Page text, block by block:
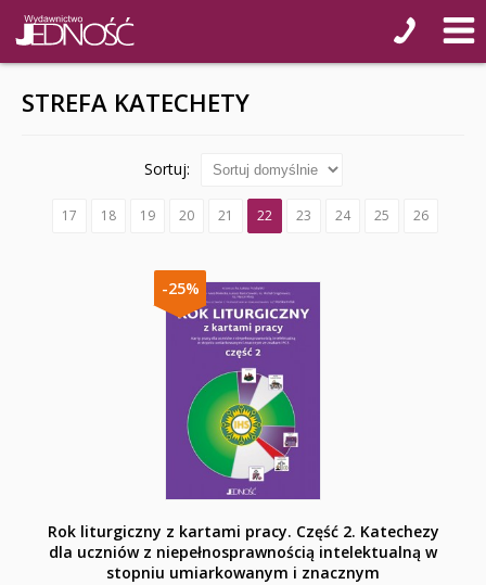
STREFA KATECHETY
Sortuj:
17 18 19 20 21 22 23 24 25 26
-25%
Rok liturgiczny z kartami pracy. Część 2. Katechezy
dla uczniów z niepełnosprawnością intelektualną w
stopniu umiarkowanym i znacznym